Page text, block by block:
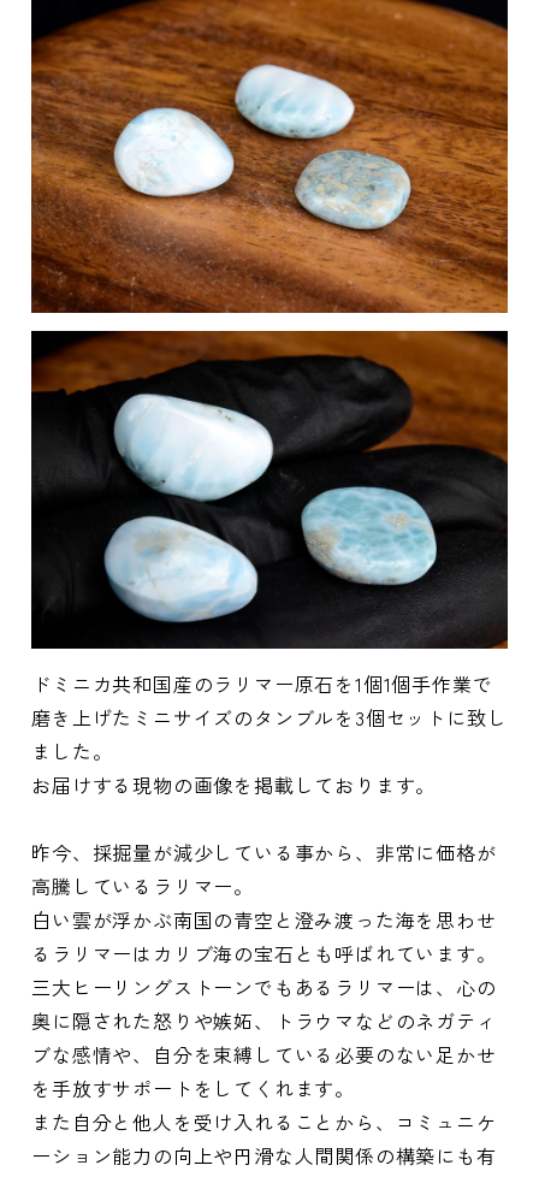
ドミニカ共和国産のラリマー原石を1個1個手作業で
磨き上げたミニサイズのタンブルを3個セットに致し
ました。
お届けする現物の画像を掲載しております。
昨今、採掘量が減少している事から、非常に価格が
高騰しているラリマー。
白い雲が浮かぶ南国の青空と澄み渡った海を思わせ
るラリマーはカリブ海の宝石とも呼ばれています。
三大ヒーリングストーンでもあるラリマーは、心の
奥に隠された怒りや嫉妬、トラウマなどのネガティ
ブな感情や、自分を束縛している必要のない足かせ
を手放すサポートをしてくれます。
また自分と他人を受け入れることから、コミュニケ
ーション能力の向上や円滑な人間関係の構築にも有